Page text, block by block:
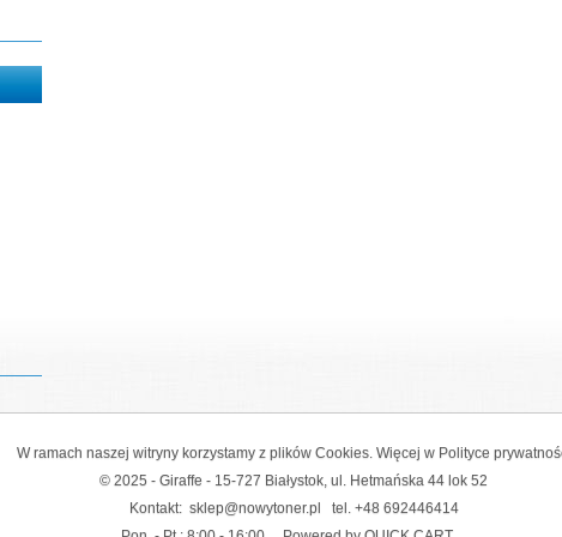
W ramach naszej witryny korzystamy z plików Cookies. Więcej w Polityce
© 2025 - Giraffe - 15-727 Białystok, ul. Hetmańska 44 lok 52
Kontakt: sklep@nowytoner.pl tel. +48 692446414